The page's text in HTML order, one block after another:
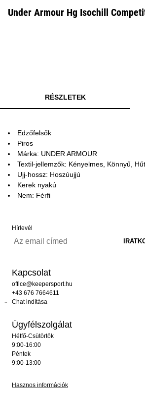
Under Armour Hg Isochill
RÉSZLETEK
Edzőfelsők
Piros
Márka: UNDER ARMOUR
Textil-jellemzők: Kényelmes, Könnyű,
Ujj-hossz: Hoszúujjú
Kerek nyakú
Nem: Férfi
Hírlevél
Kapcsolat
office@keepersport.hu
+43 676 7664611
Chat indítása
Ügyfélszolgálat
Hétfő-Csütörtök
9:00-16:00
Péntek
9:00-13:00
Hasznos információk